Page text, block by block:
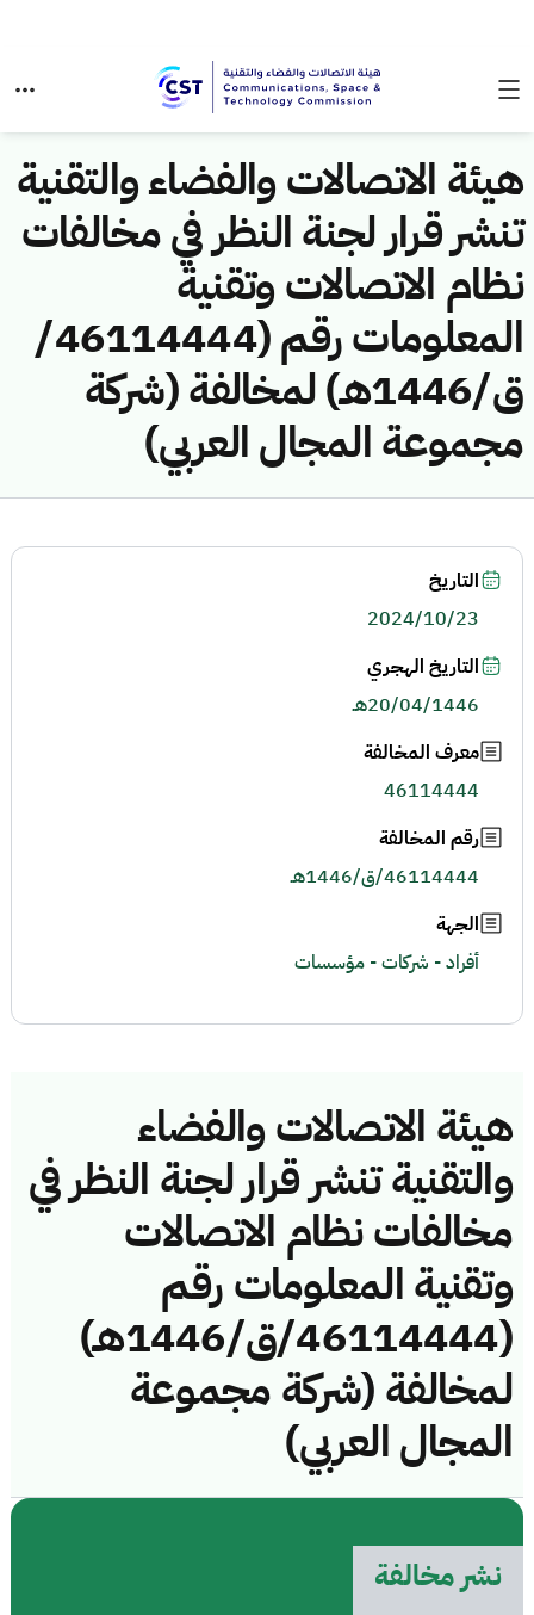
هيئة الاتصالات والفضاء والتقنية
تنشر قرار لجنة النظر في مخالفات
نظام الاتصالات وتقنية
المعلومات رقم (46114444/
ق/1446هـ) لمخالفة (شركة
مجموعة المجال العربي)
هيئة الاتصالات والفضاء
والتقنية تنشر قرار لجنة النظر في
مخالفات نظام الاتصالات
وتقنية المعلومات رقم
(46114444/ق/1446هـ)
لمخالفة (شركة مجموعة
المجال العربي)
نشر مخالفة
التاريخ
2024/10/23
التاريخ الهجري
20/04/1446هـ
معرف المخالفة
46114444
رقم المخالفة
46114444/ق/1446هـ
الجهة
أفراد - شركات - مؤسسات